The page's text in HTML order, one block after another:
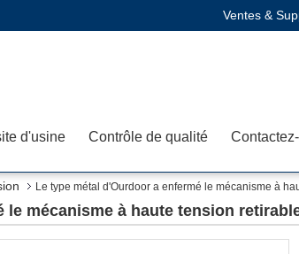
Ventes &
d'usine Contrôle de qualité
Le type métal d'Ourdoor a enfermé le mécanisme à
le mécanisme à haute tension